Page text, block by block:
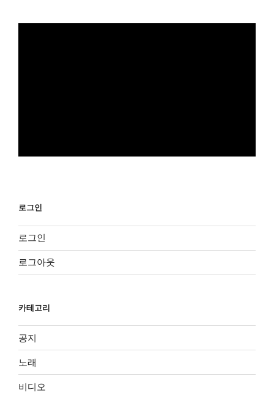
로그인
로그인
로그아웃
카테고리
공지
노래
비디오